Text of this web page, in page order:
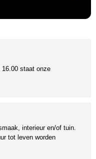
16.00 staat onze
interieur en/of tuin.
tot leven worden